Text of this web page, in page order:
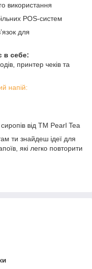
використання
POS-систем
для
в себе:
принтер чеків та
напій:
сиропів від ТМ Pearl Tea
ти знайдеш ідеї для
які легко повторити